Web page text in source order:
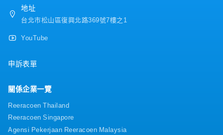
地址
台北市松山區復興北路369號7樓之1
YouTube
申訴表單
關係企業一覽
Reeracoen Thailand
Reeracoen Singapore
Agensi Pekerjaan Reeracoen Malaysia